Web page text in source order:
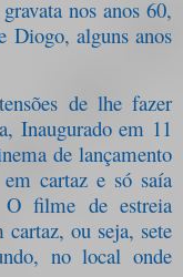
nos anos 60,
Diogo, alguns anos
de lhe fazer
Inaugurado em 11
de lançamento
cartaz e só saía
O filme de estreia
ou seja, sete
no local onde